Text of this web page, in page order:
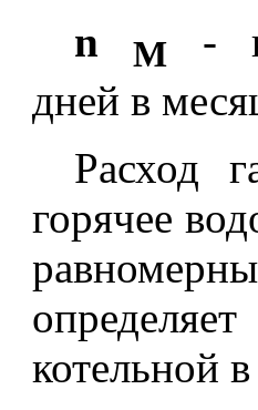
nМ
-
дней в
Расход
горячее
котельной